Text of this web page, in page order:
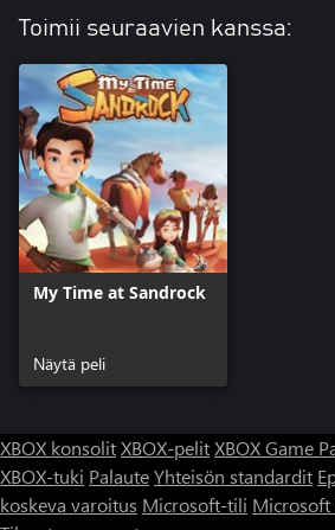
Toimii seuraavien kanssa:
My Time at Sandrock
Näytä peli
XBOX konsolitXBOX-pelitXBOX Game
XBOX-tuki PalauteYhteisön standardit
koskeva varoitus Microsoft-tili Microsoft